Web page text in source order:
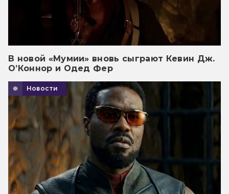
В новой «Мумии» вновь сыграют Кевин Дж.
О’Коннор и Одед Фер
Новости